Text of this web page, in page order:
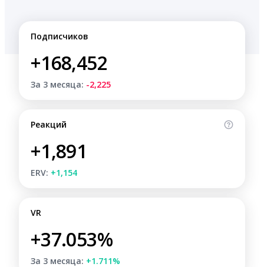
Подписчиков
+168,452
За 3 месяца: -2,225
Реакций
+1,891
ERV: +1,154
VR
+37.053%
За 3 месяца: +1.711%